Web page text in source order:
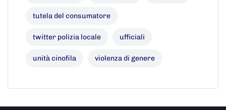
tutela del consumatore
twitter polizia locale ufficiali
unità cinofila violenza di genere